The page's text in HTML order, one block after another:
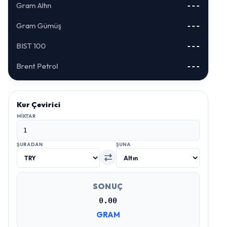
Gram Altın ---
Gram Gümüş ---
BIST 100 ---
Brent Petrol ---
Kur Çevirici
MIKTAR
ŞURADAN ŞUNA
SONUÇ
0.00
GRAM